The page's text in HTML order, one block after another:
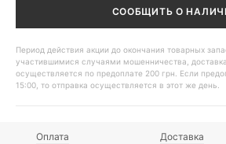
СООБЩИТЬ О
Период действия акции до окончания товарных
участившимися случаями мошенничества,
осуществляется по предоплате 200 грн. Если
15:00, то отправка осуществляется в этот же день.
Оплата Доставка